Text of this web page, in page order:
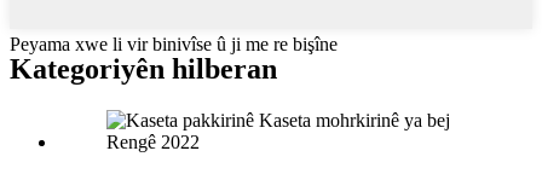
Peyama xwe li vir binivîse û ji me re bişîne
Kategoriyên hilberan